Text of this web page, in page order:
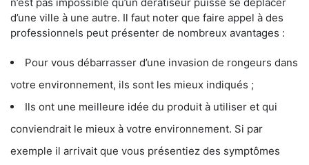
d’une ville à une autre. Il faut noter que faire appel à des
professionnels peut présenter de nombreux avantages :
Pour vous débarrasser d’une invasion de rongeurs dans
votre environnement, ils sont les mieux indiqués ;
Ils ont une meilleure idée du produit à utiliser et qui
conviendrait le mieux à votre environnement. Si par
exemple il arrivait que vous présentiez des symptômes